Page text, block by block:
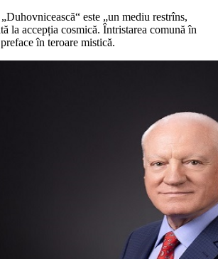
este „un mediu restrîns,
la accepția cosmică. Întristarea comună în
în teroare mistică.